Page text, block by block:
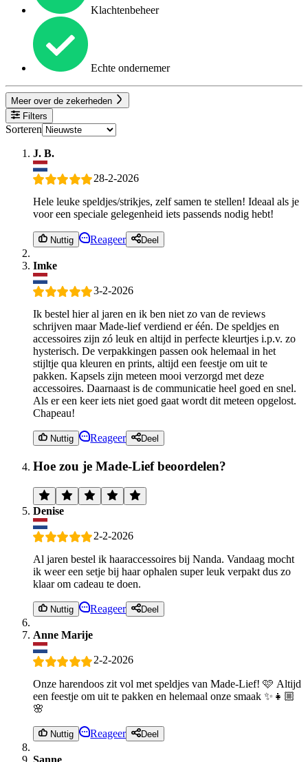
Klachtenbeheer
Echte ondernemer
Meer over de zekerheden
Filters
Sorteren
J. B.
28-2-2026
Hele leuke speldjes/strikjes, zelf samen te stellen! Ideaal als je
voor een speciale gelegenheid iets passends nodig hebt!
Nuttig Reageer Deel
Imke
3-2-2026
Ik bestel hier al jaren en ik ben niet zo van de reviews
schrijven maar Made-lief verdiend er één. De speldjes en
accessoires zijn zó leuk en altijd in perfecte kleurtjes i.p.v. zo
hysterisch. De verpakkingen passen ook helemaal in het
stijltje qua kleuren en prints, altijd een feestje om uit te
pakken. Kapsels zijn meteen mooi verzorgd met deze
accessoires. Daarnaast is de communicatie heel goed en snel.
Als er een keer iets niet goed gaat wordt dit meteen opgelost.
Chapeau!
Nuttig Reageer Deel
Hoe zou je Made-Lief beoordelen?
Denise
2-2-2026
Al jaren bestel ik haaraccessoires bij Nanda. Vandaag mocht
ik weer een setje bij haar ophalen super leuk verpakt dus zo
klaar om cadeau te doen.
Nuttig Reageer Deel
Anne Marije
2-2-2026
Onze harendoos zit vol met speldjes van Made-Lief! 🩷 Altijd
een feestje om uit te pakken en helemaal onze smaak ✨👧🏼
🌸
Nuttig Reageer Deel
Sanne